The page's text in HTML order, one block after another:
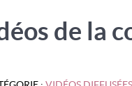
de la